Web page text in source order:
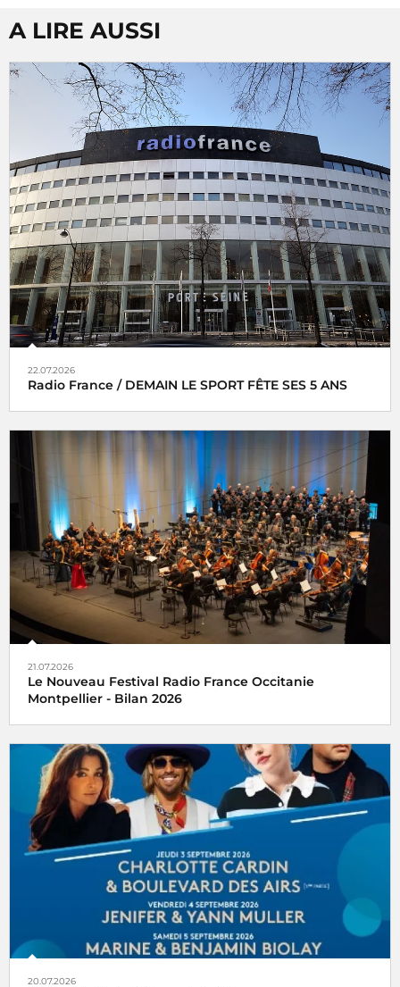
A LIRE AUSSI
22.07.2026
Radio France / DEMAIN LE SPORT FÊTE SES 5 ANS
21.07.2026
Le Nouveau Festival Radio France Occitanie
Montpellier - Bilan 2026
20.07.2026